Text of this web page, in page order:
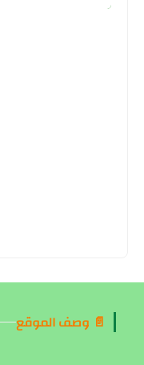
📄 وصف الموقع